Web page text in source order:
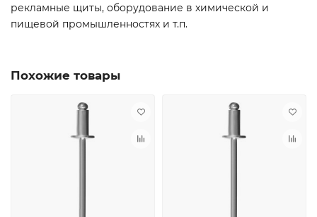
рекламные щиты, оборудование в химической и
пищевой промышленностях и т.п.
Похожие товары